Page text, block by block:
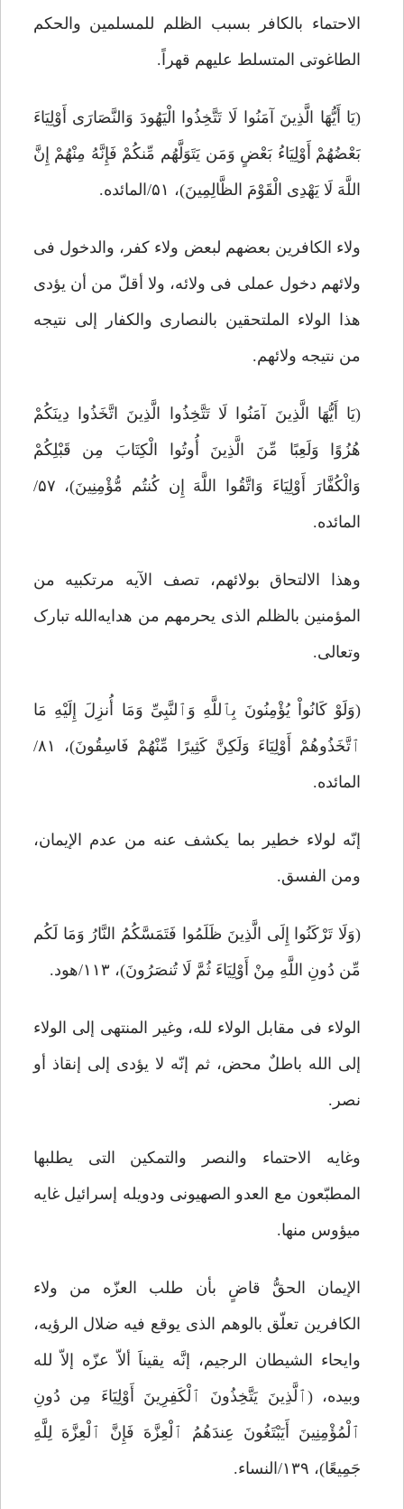
الاحتماء بالکافر بسبب الظلم للمسلمین والحکم
الطاغوتی المتسلط علیهم قهراً.
(یَا أَیُّهَا الَّذِینَ آمَنُوا لَا تَتَّخِذُوا الْیَهُودَ وَالنَّصَارَى أَوْلِیَاءَ
بَعْضُهُمْ أَوْلِیَاءُ بَعْضٍ وَمَن یَتَوَلَّهُم مِّنکُمْ فَإِنَّهُ مِنْهُمْ إِنَّ
اللَّهَ لَا یَهْدِی الْقَوْمَ الظَّالِمِینَ)، ۵۱/المائده.
ولاء الکافرین بعضهم لبعض ولاء کفر، والدخول فی
ولائهم دخول عملی فی ولائه، ولا أقلّ من أن یؤدی
هذا الولاء الملتحقین بالنصارى والکفار إلى نتیجه
من نتیجه ولائهم.
(یَا أَیُّهَا الَّذِینَ آمَنُوا لَا تَتَّخِذُوا الَّذِینَ اتَّخَذُوا دِینَکُمْ
هُزُوًا وَلَعِبًا مِّنَ الَّذِینَ أُوتُوا الْکِتَابَ مِن قَبْلِکُمْ
وَالْکُفَّارَ أَوْلِیَاءَ وَاتَّقُوا اللَّهَ إِن کُنتُم مُّؤْمِنِینَ)، ۵۷/
المائده.
وهذا الالتحاق بولائهم، تصف الآیه مرتکبیه من
المؤمنین بالظلم الذی یحرمهم من هدایه‌الله تبارک
وتعالى.
(وَلَوْ کَانُواْ یُؤْمِنُونَ بِٱللَّهِ وَٱلنَّبِىِّ وَمَا أُنزِلَ إِلَیْهِ مَا
ٱتَّخَذُوهُمْ أَوْلِیَاءَ وَلَکِنَّ کَثِیرًا مِّنْهُمْ فَاسِقُونَ)، ۸۱/
المائده.
إنّه لولاء خطیر بما یکشف عنه من عدم الإیمان،
ومن الفسق.
(وَلَا تَرْکَنُوا إِلَى الَّذِینَ ظَلَمُوا فَتَمَسَّکُمُ النَّارُ وَمَا لَکُم
مِّن دُونِ اللَّهِ مِنْ أَوْلِیَاءَ ثُمَّ لَا تُنصَرُونَ)، ۱۱۳/هود.
الولاء فی مقابل الولاء لله، وغیر المنتهی إلى الولاء
إلى الله باطلٌ محض، ثم إنّه لا یؤدی إلى إنقاذ أو
نصر.
وغایه الاحتماء والنصر والتمکین التی یطلبها
المطبّعون مع العدو الصهیونی ودویله إسرائیل غایه
میؤوس منها.
الإیمان الحقُّ قاضٍ بأن طلب العزّه من ولاء
الکافرین تعلّق بالوهم الذی یوقع فیه ضلال الرؤیه،
وایحاء الشیطان الرجیم، إنَّه یقیناَ ألاّ عزّه إلاّ لله
وبیده، (ٱلَّذِینَ یَتَّخِذُونَ ٱلْکَفِرِینَ أَوْلِیَاءَ مِن دُونِ
ٱلْمُؤْمِنِینَ أَیَبْتَغُونَ عِندَهُمُ ٱلْعِزَّهَ فَإِنَّ ٱلْعِزَّهَ لِلَّهِ
جَمِیعًا)، ۱۳۹/النساء.